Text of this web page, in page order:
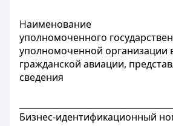
Наименование
уполномоченного
уполномоченной организации
гражданской авиации,
сведения
Бизнес-идентификационный